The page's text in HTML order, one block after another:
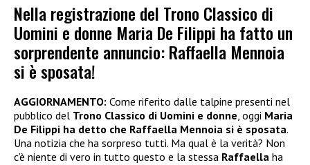
Nella registrazione del Trono Classico di
Uomini e donne Maria De Filippi ha fatto un
sorprendente annuncio: Raffaella Mennoia
si è sposata!
AGGIORNAMENTO: Come riferito dalle talpine presenti nel
pubblico del Trono Classico di Uomini e donne, oggi Maria
De Filippi ha detto che Raffaella Mennoia si è sposata.
Una notizia che ha sorpreso tutti. Ma qual è la verità? Non
c’è niente di vero in tutto questo e la stessa Raffaella ha